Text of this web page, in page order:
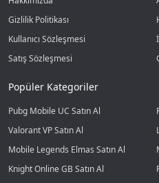
Gizlilik Politikası
Kullanıcı Sözleşmesi
Satış Sözleşmesi
Popüler Kategoriler
Pubg Mobile UC Satın Al
Valorant VP Satın Al
Mobile Legends Elmas Satın Al
Knight Online GB Satın Al